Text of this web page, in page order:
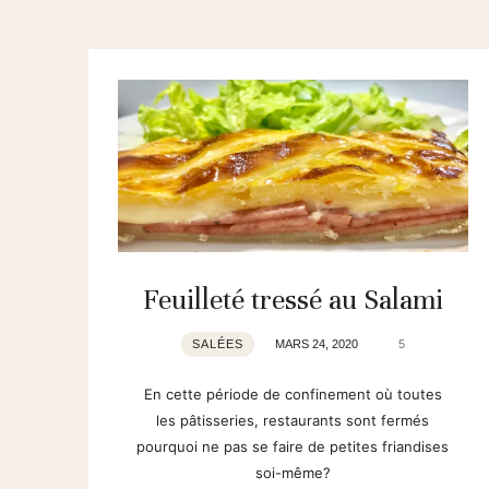
Feuilleté tressé au Salami
SALÉES MARS 24, 2020 5
En cette période de confinement où toutes
les pâtisseries, restaurants sont fermés
pourquoi ne pas se faire de petites friandises
soi-même?